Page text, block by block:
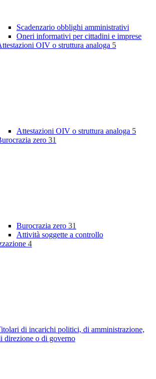
Scadenzario obblighi amministrativi
Oneri informativi per cittadini e imprese
OIV o struttura analoga 5
Attestazioni OIV o struttura analoga 5
zero 31
Burocrazia zero 31
Attività soggette a controllo
4
di incarichi politici, di amministrazione,
direzione o di governo